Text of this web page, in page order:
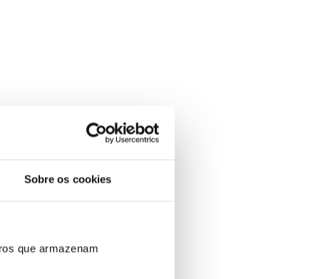
Sobre os cookies
que armazenam